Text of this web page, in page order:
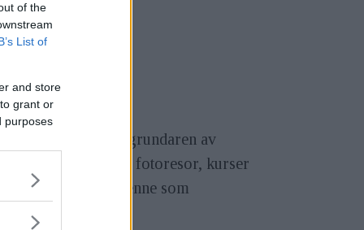
of the
List of
and store
grant or
purposes
till henne som grundaren av
Emma för hennes fotoresor, kurser
med henne som
sex anställda.